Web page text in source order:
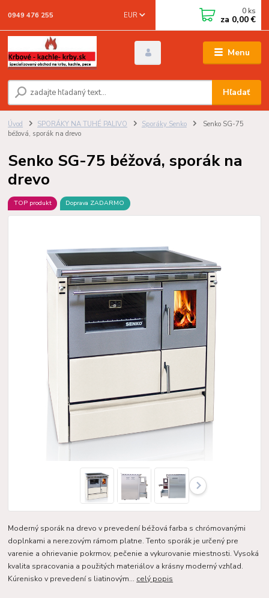
Menu
EUR
Hľadať
0949 476 255 0 ks
za 0,00 €
Úvod SPORÁKY NA TUHÉ PALIVO Sporáky Senko
Senko SG-75
béžová, sporák na drevo
Senko SG-75 béžová, sporák na
drevo
TOP produkt Doprava ZADARMO
Moderný sporák na drevo v prevedení béžová farba s chrómovanými
doplnkami a nerezovým rámom platne. Tento sporák je určený pre
varenie a ohrievanie pokrmov, pečenie a vykurovanie miestnosti. Vysoká
kvalita spracovania a použitých materiálov a krásny moderný vzhľad.
Kúrenisko v prevedení s liatinovým... celý popis